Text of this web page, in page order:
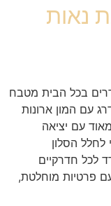
נאות
בכל הבית מטבח
עם המון ארונות
עם יציאה
מרכזי לחלל הסלון
לכל חדרקיים
עם פרטיות מוחלטת,